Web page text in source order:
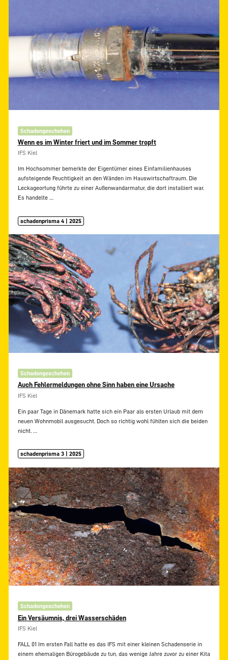
Schadengeschehen
Wenn es im Winter friert und im Sommer tropft
IFS Kiel
Im Hochsommer bemerkte der Eigentümer eines Einfamilienhauses
aufsteigende Feuchtigkeit an den Wänden im Hauswirtschaftraum. Die
Leckageortung führte zu einer Außenwandarmatur, die dort installiert war.
Es handelte …
schadenprisma 4 | 2025
Schadengeschehen
Auch Fehlermeldungen ohne Sinn haben eine Ursache
IFS Kiel
Ein paar Tage in Dänemark hatte sich ein Paar als ersten Urlaub mit dem
neuen Wohnmobil ausgesucht. Doch so richtig wohl fühlten sich die beiden
nicht.
schadenprisma 3 | 2025
Schadengeschehen
Ein Versäumnis, drei Wasserschäden
IFS Kiel
FALL 01 Im ersten Fall hatte es das IFS mit einer kleinen Schadenserie in
einem ehemaligen Bürogebäude zu tun, das wenige Jahre zuvor zu einer Kita